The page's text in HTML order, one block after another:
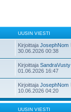
UUSIN VIESTI
KirjoittajaJosephNom
30.06.2026 00:38
KirjoittajaSandraVusty
01.06.2026 16:47
KirjoittajaJosephNom
10.06.2026 04:20
UUSIN VIESTI